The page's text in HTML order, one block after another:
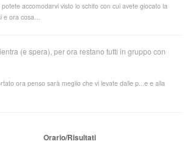
accomodarvi visto lo schifo con cui avete giocato la
e ora cosa…
(e spera), per ora restano tutti in gruppo con
ora penso sarà meglio che vi levate dalle p...e e alla
Orario/Risultati